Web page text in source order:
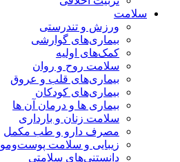
سلامت
ورزش و تندرستی
بیماری‌های گوارشی
کمک‌های اولیه
سلامت روح و روان
بیماری‌های قلب و عروق
بیماری‌های کودکان
بیماری ها و درمان آن ها
سلامت زنان و بارداری
مصرف دارو و طب مکمل
زیبایی و سلامت پوست‌ومو
دانستنی‌های سلامتی